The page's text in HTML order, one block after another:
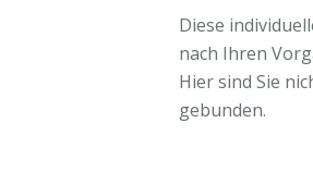
Diese
nach Ihren
Hier sind Sie
gebunden.